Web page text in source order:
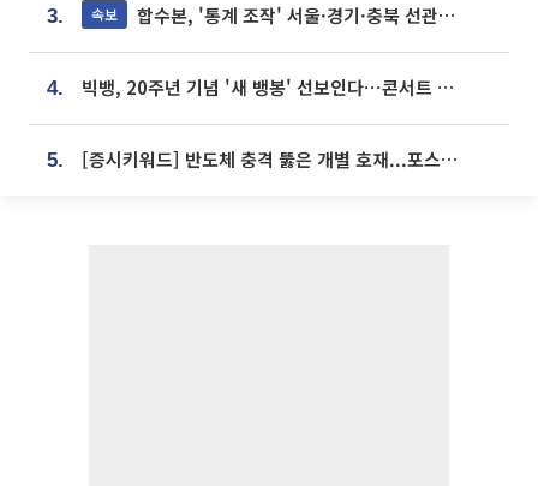
3. 속보 합수본, '통계 조작' 서울·경기·충북 선관위 등 추가 압수수색
4. 빅뱅, 20주년 기념 '새 뱅봉' 선보인다⋯콘서트 앞두고 팝업 개최
5. [증시키워드] 반도체 충격 뚫은 개별 호재...포스코퓨처엠·에코프로·한화솔루션 '눈길'